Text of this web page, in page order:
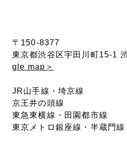
〒150-8377
東京都渋谷区宇田川町15-1
gle map＞
JR山手線・埼京線
京王井の頭線
東急東横線・田園都市線
東京メトロ銀座線・半蔵門